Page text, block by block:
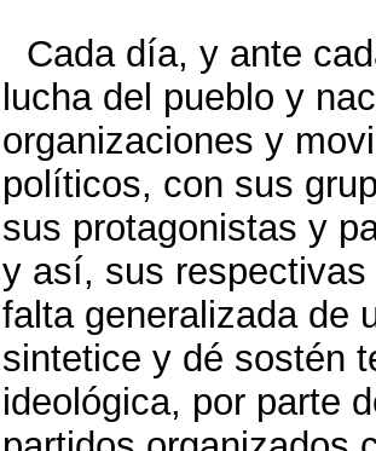
Cada día, y ante
lucha del pueblo y
organizaciones y
políticos, con sus
sus protagonistas y
y así, sus
falta generalizada de
sintetice y dé sostén
ideológica, por parte